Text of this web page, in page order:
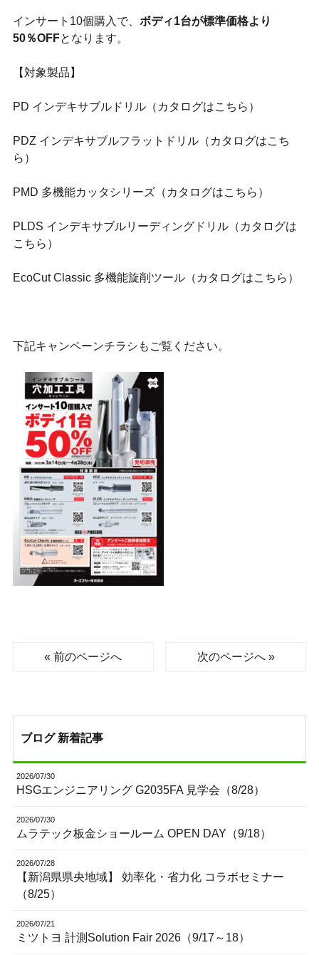
インサート10個購入で、 ボディ1台が標準価格より
50％OFFとなります。
【対象製品】
PD インデキサブルドリル（カタログはこちら）
PDZ インデキサブルフラットドリル（ カタログはこち
ら）
PMD 多機能カッタシリーズ（カタログはこちら）
PLDS インデキサブルリーディングドリル（カタログは
こちら）
EcoCut Classic 多機能旋削ツール（カタログはこちら）
下記キャンペーンチラシもご覧ください。
« 前のページへ 次のページへ »
ブログ 新着記事
2026/07/30
HSGエンジニアリング G2035FA 見学会（8/28）
2026/07/30
ムラテック板金ショールーム OPEN DAY（9/18）
2026/07/28
【新潟県県央地域】 効率化・省力化 コラボセミナー
（8/25）
2026/07/21
ミツトヨ 計測Solution Fair 2026（9/17～18）